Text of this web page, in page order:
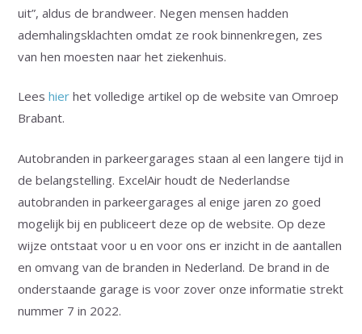
uit”, aldus de brandweer. Negen mensen hadden
ademhalingsklachten omdat ze rook binnenkregen, zes
van hen moesten naar het ziekenhuis.
Leeshier het volledige artikel op de website van Omroep
Brabant.
Autobranden in parkeergarages staan al een langere tijd in
de belangstelling. ExcelAir houdt de Nederlandse
autobranden in parkeergarages al enige jaren zo goed
mogelijk bij en publiceert deze op de website. Op deze
wijze ontstaat voor u en voor ons er inzicht in de aantallen
en omvang van de branden in Nederland. De brand in de
onderstaande garage is voor zover onze informatie strekt
nummer 7 in 2022.